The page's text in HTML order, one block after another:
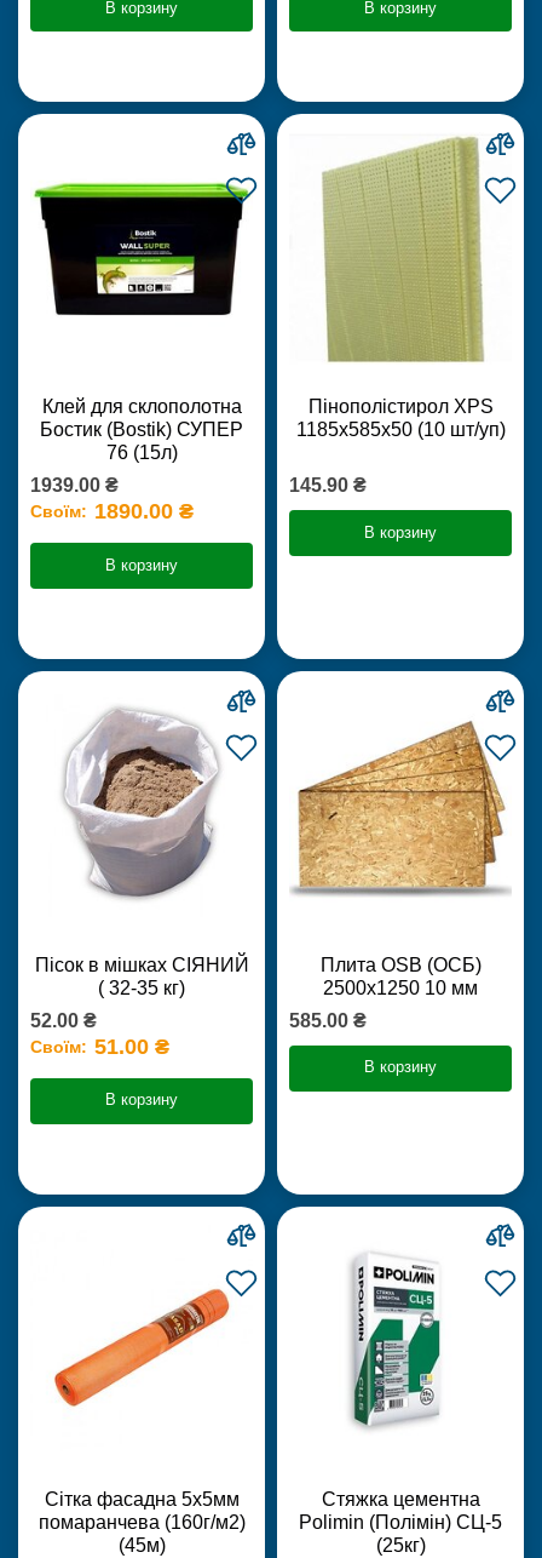
В корзину В корзину
Клей для склополотна
Бостик (Bostik) СУПЕР
76 (15л)
1939.00 ₴
Своїм: 1890.00 ₴
В корзину
Пінополістирол XPS
1185х585х50 (10 шт/уп)
145.90 ₴
В корзину
Пісок в мішках СІЯНИЙ
( 32-35 кг)
52.00 ₴
Своїм: 51.00 ₴
В корзину
Плита OSB (ОСБ)
2500х1250 10 мм
585.00 ₴
В корзину
Сітка фасадна 5х5мм
помаранчева (160г/м2)
(45м)
Стяжка цементна
Polimin (Полімін) СЦ-5
(25кг)